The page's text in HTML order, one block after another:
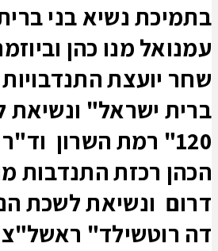
בתמיכת נשיא בני
עמנואל מנו כהן
שחר יועצת
ברית ישראל"
120" רמת השרון
הכהן רכזת התנדבות
דרום ונשיאת לשכת
דה רוטשילד"